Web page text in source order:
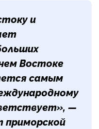
и
Востоке
самым
—
приморской